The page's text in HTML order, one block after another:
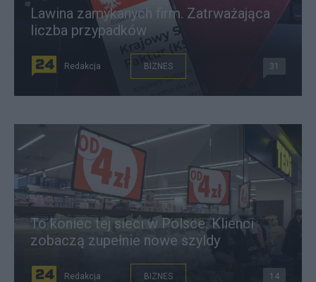
Lawina zamykanych firm. Zatrważająca
liczba przypadków
Redakcja BIZNES 31
To koniec tej sieci w Polsce. Klienci
zobaczą zupełnie nowe szyldy
Redakcja BIZNES 14